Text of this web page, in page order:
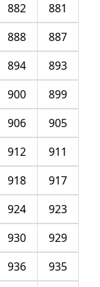
881
882
887
888
893
894
899
900
905
906
911
912
917
918
923
924
929
930
935
936